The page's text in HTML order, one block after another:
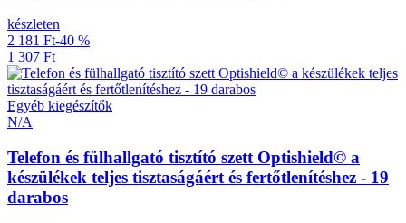
készleten
2 181 Ft-40 %
1 307 Ft
Egyéb kiegészítők
N/A
Telefon és fülhallgató tisztító szett Optishield© a
készülékek teljes tisztaságáért és fertőtlenítéshez - 19
darabos